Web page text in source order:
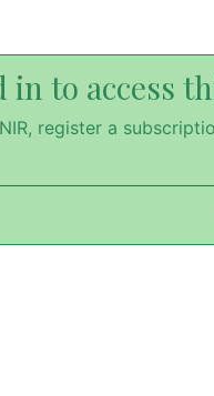
in to access
register a